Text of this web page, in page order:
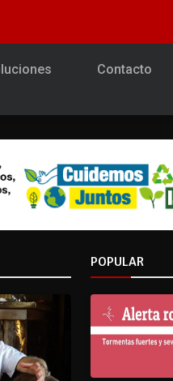
Contacto
POPULAR